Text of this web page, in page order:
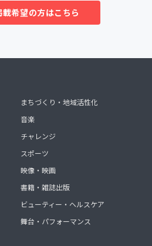
載希望の方はこちら
まちづくり・地域活性化
音楽
チャレンジ
スポーツ
映像・映画
書籍・雑誌出版
ビューティー・ヘルスケア
舞台・パフォーマンス